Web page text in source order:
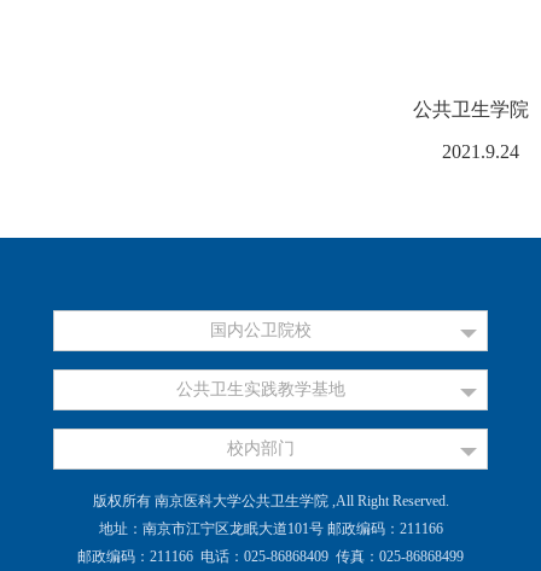
公共卫生学院
2021.9.24
国内公卫院校
公共卫生实践教学基地
校内部门
版权所有 南京医科大学公共卫生学院 ,All Right Reserved.
地址：南京市江宁区龙眠大道101号 邮政编码：211166
邮政编码：211166 电话：025-86868409 传真：025-86868499